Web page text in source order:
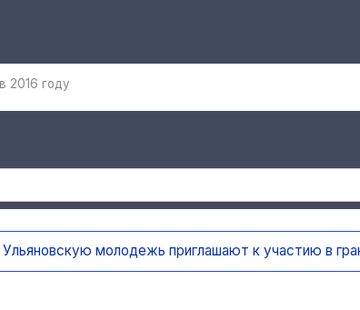
2016 году
к участию в грантовом конкурсе «Молодёжные